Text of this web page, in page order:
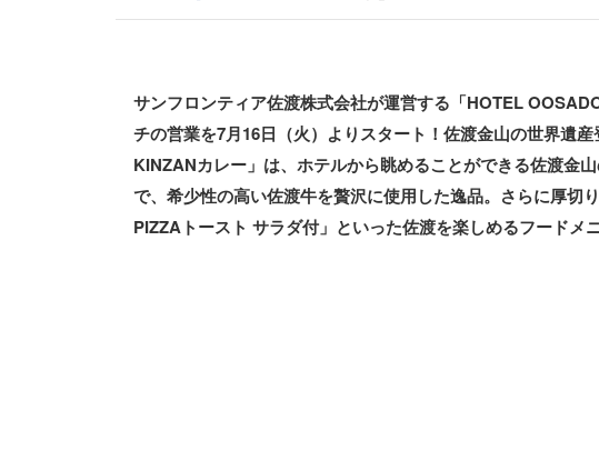
サンフロンティア佐渡株式会社が運営する「HOTEL
チの営業を7月16日（火）よりスタート！佐渡金山の世界遺
KINZANカレー」は、ホテルから眺めることができる佐渡金
で、希少性の高い佐渡牛を贅沢に使用した逸品。さらに厚切
PIZZAトースト サラダ付」といった佐渡を楽しめるフードメ